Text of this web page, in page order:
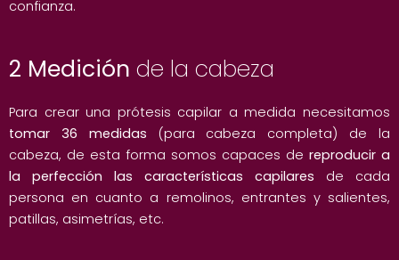
confianza.
2 Medición de la cabeza
Para crear una prótesis capilar a medida necesitamos
tomar 36 medidas (para cabeza completa) de la
cabeza, de esta forma somos capaces de reproducir a
la perfección las características capilares de cada
persona en cuanto a remolinos, entrantes y salientes,
patillas, asimetrías, etc.